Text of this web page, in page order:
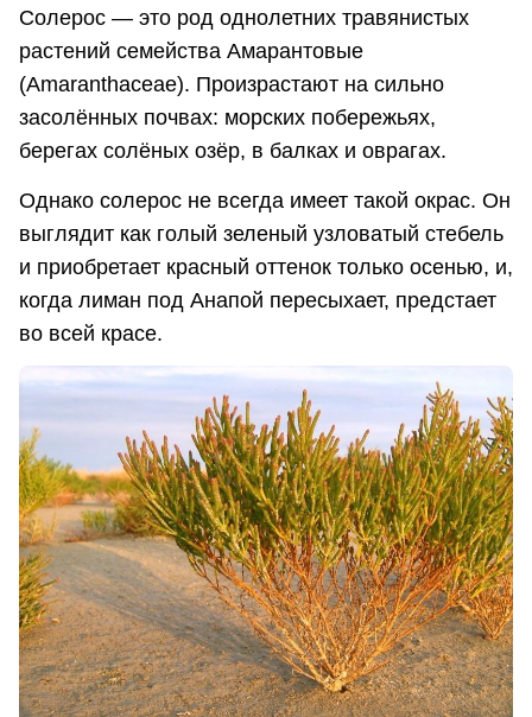
Солерос — это род однолетних травянистых
растений семейства Амарантовые
(Amaranthaceae). Произрастают на сильно
засолённых почвах: морских побережьях,
берегах солёных озёр, в балках и оврагах.
Однако солерос не всегда имеет такой окрас. Он
выглядит как голый зеленый узловатый стебель
и приобретает красный оттенок только осенью, и,
когда лиман под Анапой пересыхает, предстает
во всей красе.